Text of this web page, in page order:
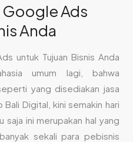
Google Ads
Anda
untuk Tujuan Bisnis Anda
umum lagi, bahwa
yang disediakan jasa
Digital, kini semakin hari
ini merupakan hal yang
sekali para pebisnis